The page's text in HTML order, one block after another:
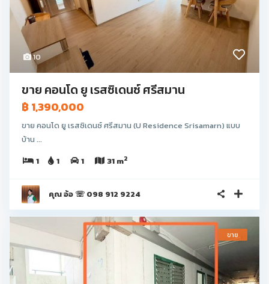
10
ขาย คอนโด ยู เรสซิเดนซ์ ศรีสมาน
฿ 1,390,000
ขาย คอนโด ยู เรสซิเดนซ์ ศรีสมาน (U Residence Srisamarn) แบบ
บ้าน ...
1
1 1 31 m2
คุณ อ้อ ☏ 098 912 9224
ขาย